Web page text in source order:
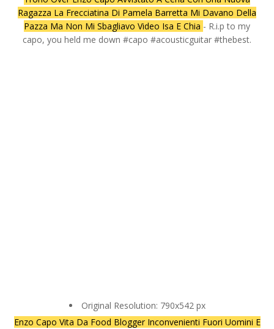
Ragazza La Frecciatina Di Pamela Barretta Mi Davano Della
Pazza Ma Non Mi Sbagliavo Video Isa E Chia - R.i.p to my
capo, you held me down #capo #acousticguitar #thebest.
Original Resolution: 790x542 px
Enzo Capo Vita Da Food Blogger Inconvenienti Fuori Uomini E